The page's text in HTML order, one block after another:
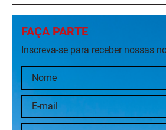
FAÇA PARTE
Inscreva-se para receber nossas